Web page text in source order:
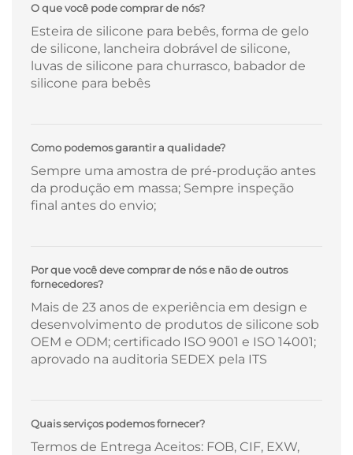
O que você pode comprar de nós?
Esteira de silicone para bebês, forma de gelo
de silicone, lancheira dobrável de silicone,
luvas de silicone para churrasco, babador de
silicone para bebês
Como podemos garantir a qualidade?
Sempre uma amostra de pré-produção antes
da produção em massa; Sempre inspeção
final antes do envio;
Por que você deve comprar de nós e não de outros
fornecedores?
Mais de 23 anos de experiência em design e
desenvolvimento de produtos de silicone sob
OEM e ODM; certificado ISO 9001 e ISO 14001;
aprovado na auditoria SEDEX pela ITS
Quais serviços podemos fornecer?
Termos de Entrega Aceitos: FOB, CIF, EXW,